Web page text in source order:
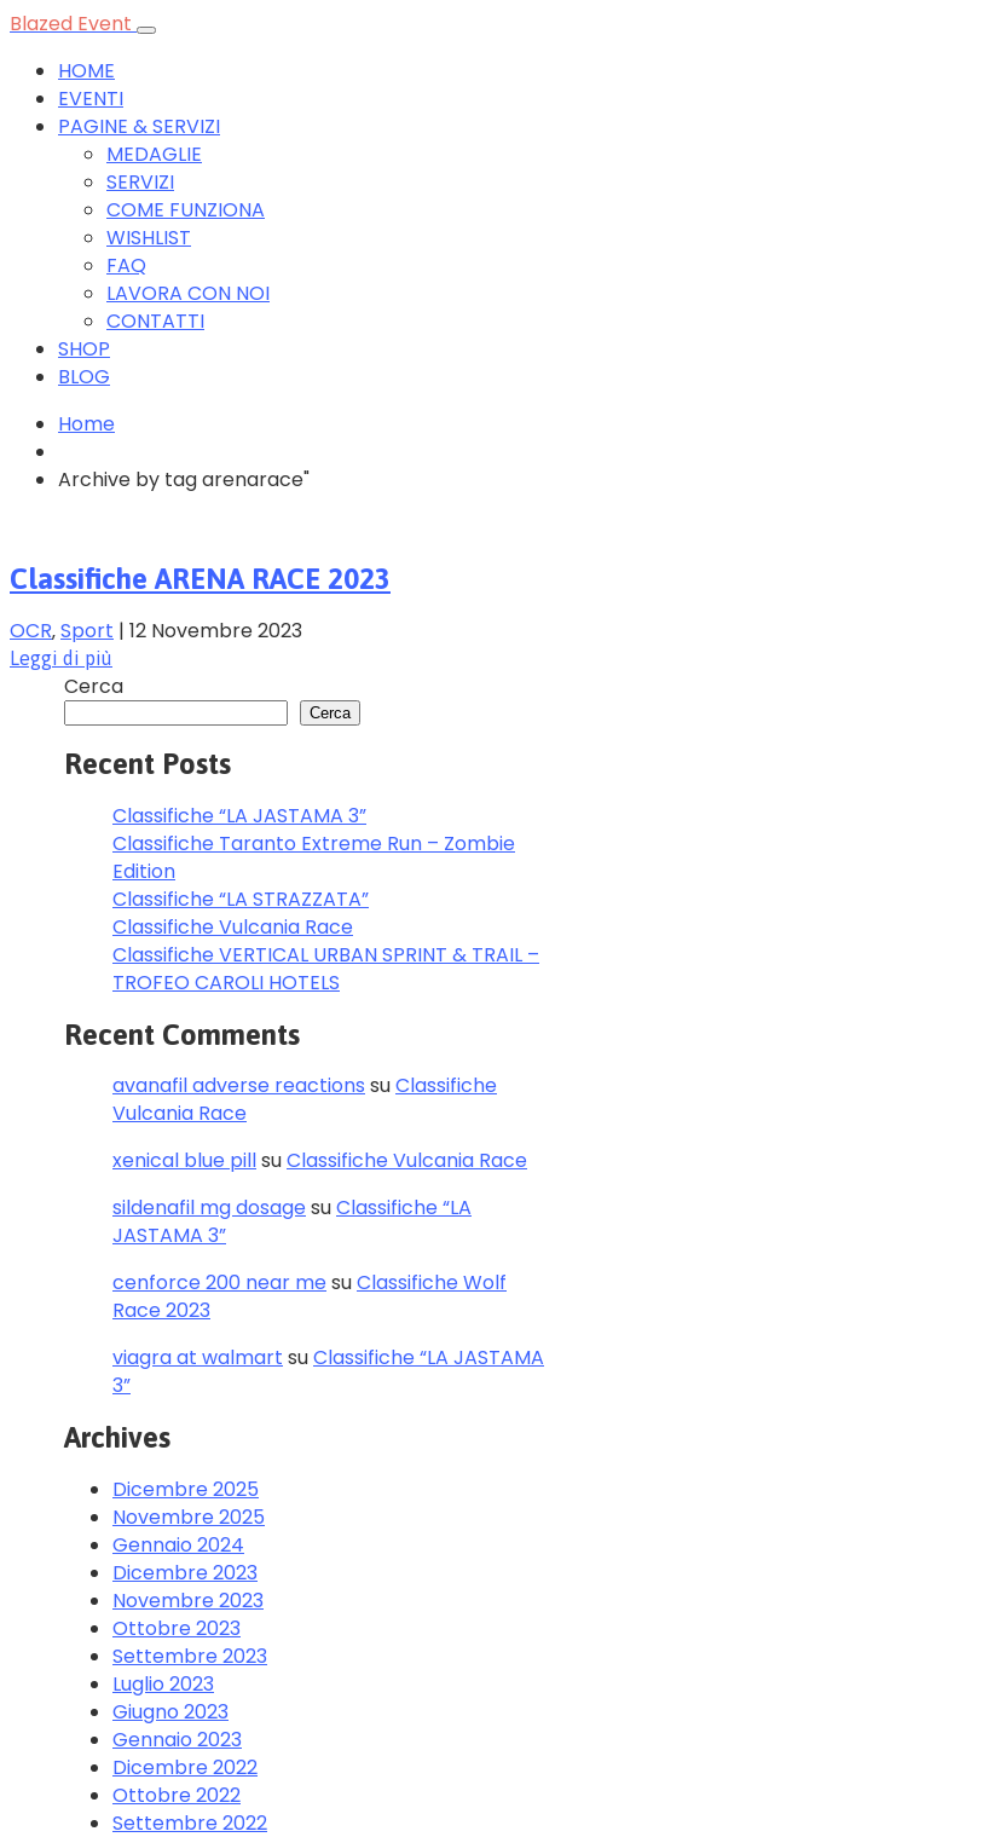
Blazed Event
HOME
EVENTI
PAGINE & SERVIZI
MEDAGLIE
SERVIZI
COME FUNZIONA
WISHLIST
FAQ
LAVORA CON NOI
CONTATTI
SHOP
BLOG
Home
Archive by tag arenarace"
Classifiche ARENA RACE 2023
OCR‚Sport | 12 Novembre 2023
Leggi di più
Cerca
Cerca
Recent Posts
Classifiche “LA JASTAMA 3”
Classifiche Taranto Extreme Run – Zombie
Edition
Classifiche “LA STRAZZATA”
Classifiche Vulcania Race
Classifiche VERTICAL URBAN SPRINT & TRAIL –
TROFEO CAROLI HOTELS
Recent Comments
avanafil adverse reactions suClassifiche
Vulcania Race
xenical blue pillsuClassifiche Vulcania Race
sildenafil mg dosagesuClassifiche “LA
JASTAMA 3”
cenforce 200 near mesuClassifiche Wolf
Race 2023
viagra at walmart suClassifiche “LA JASTAMA
3”
Archives
Dicembre 2025
Novembre 2025
Gennaio 2024
Dicembre 2023
Novembre 2023
Ottobre 2023
Settembre 2023
Luglio 2023
Giugno 2023
Gennaio 2023
Dicembre 2022
Ottobre 2022
Settembre 2022